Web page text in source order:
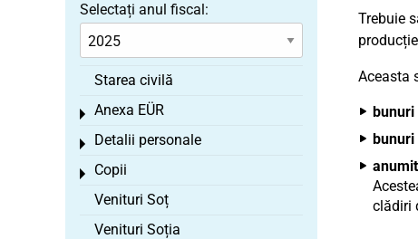
Trebuie
Aceasta
bunuri
bunuri
clădiri
Selectați anul fiscal:
Starea civilă
Anexa EÜR
Toggle menu
Detalii personale
Toggle menu
Copii
Toggle menu
Venituri Soț
Venituri Soția